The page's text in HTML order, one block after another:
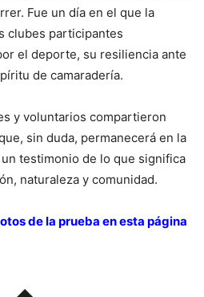
Fue un día en el que la
clubes participantes
el deporte, su resiliencia ante
de camaradería.
y voluntarios compartieron
sin duda, permanecerá en la
testimonio de lo que significa
naturaleza y comunidad.
de la prueba en esta página